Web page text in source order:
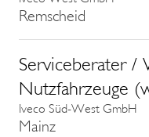
Remscheid
Serviceberater /
Nutzfahrzeuge
Iveco Süd-West GmbH
Mainz